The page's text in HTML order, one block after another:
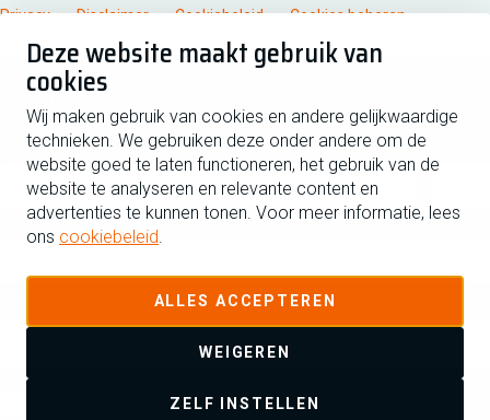
Deze website maakt gebruik van
cookies
Wij maken gebruik van cookies en andere gelijkwaardige
technieken. We gebruiken deze onder andere om de
website goed te laten functioneren, het gebruik van de
website te analyseren en relevante content en
advertenties te kunnen tonen. Voor meer informatie, lees
ons cookiebeleid.
ALLES ACCEPTEREN
WEIGEREN
ZELF INSTELLEN
Privacy Disclaimer Cookiebeleid Cookies beheren
Schrijf je in voor de nieuwsbrief
Voornaam
Achternaam
Ja ik schrijf me in voor de nieuwsbrief en ga akkoord met de